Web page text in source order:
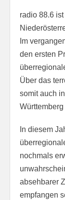
radio 88.6
Im
den ersten
Über das
somit auch
In diesem
nochmals
absehbarer
empfangen